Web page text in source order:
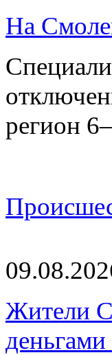
На
регион
Жители